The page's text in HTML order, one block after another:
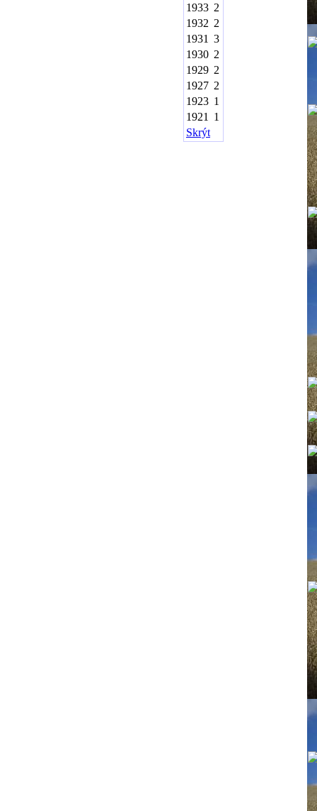
1933 2
1932 2
1931 3
1930 2
1929 2
1927 2
1923 1
1921
1
Skrýt